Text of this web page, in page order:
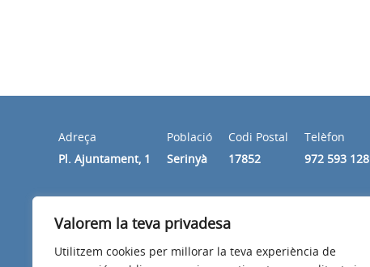
Valorem la teva privadesa
Utilitzem cookies per millorar la teva experiència de
Adreça
Pl. Ajuntament, 1
Població
Serinyà
Codi Postal
17852
Telèfon
972 593 128
De dilluns a divendres de 8 a 15 hores